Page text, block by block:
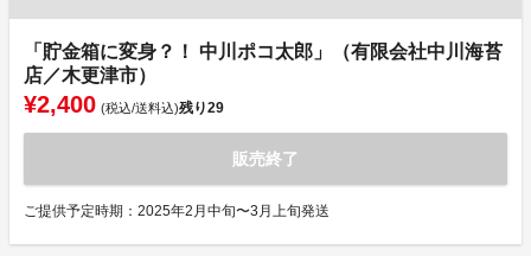
「貯金箱に変身？！ 中川ポコ太郎」（有限会社中川海苔
店／木更津市）
¥2,400 (税込/送料込)残り29
販売終了
ご提供予定時期：2025年2月中旬〜3月上旬発送